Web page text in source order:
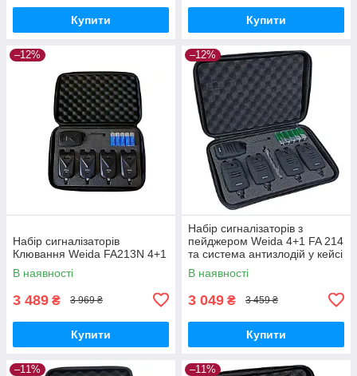
Купити Купити
–12%
Набір сигналізаторів
Клювання Weida FA213N 4+1
В наявності
3 489 ₴ 3 969 ₴
Купити
–12%
Набір сигналізаторів з
пейджером Weida 4+1 FA 214
та система антизлодій у кейсі
В наявності
3 049 ₴ 3 459 ₴
Купити
–11% –11%